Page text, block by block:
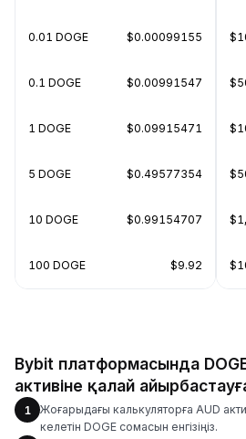
0.01 DOGE $0.00099155
0.1 DOGE $0.00991547
1 DOGE $0.09915471
5 DOGE $0.49577354
10 DOGE $0.99154707
100 DOGE $9.92
Bybit платформасында
активіне қалай
1
Жоғарыдағы калькуляторға AUD
келетін DOGE сомасын енгізіңіз.